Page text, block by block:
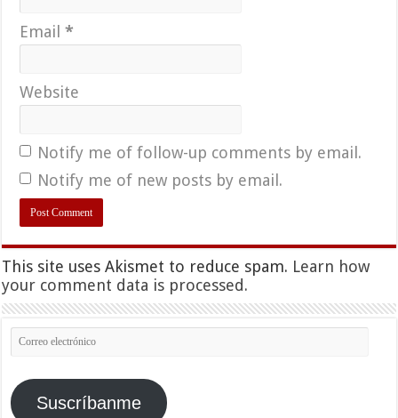
Email*
Website
Notify me of follow-up comments by email.
Notify me of new posts by email.
This site uses Akismet to reduce spam. Learn how
your comment data is processed.
Correo
electrónico
Suscríbanme